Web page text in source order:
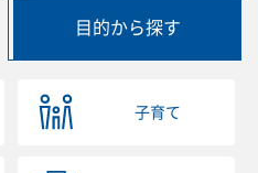
目的から探す
子育て